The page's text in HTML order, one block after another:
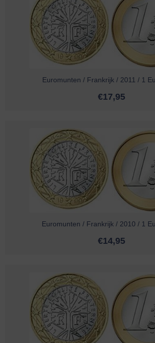
Euromunten / Frankrijk / 2011 / 1
€17,95
Euromunten / Frankrijk / 2010 / 1
€14,95